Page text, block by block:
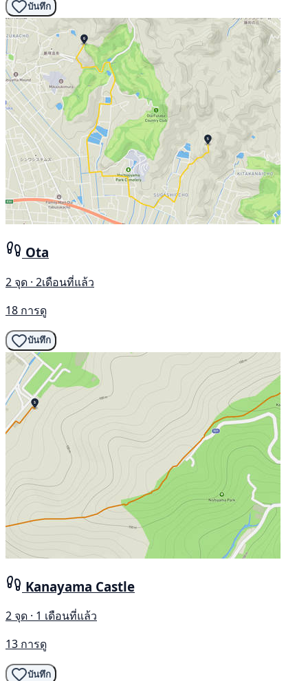
บันทึก
Ota
2 จุด · 2เดือนที่แล้ว
18 การดู
บันทึก
Kanayama Castle
2 จุด · 1 เดือนที่แล้ว
13 การดู
บันทึก